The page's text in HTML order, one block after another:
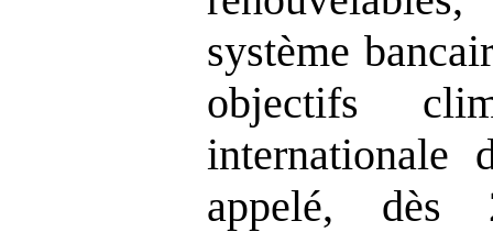
système
objectifs
internationale
appelé,